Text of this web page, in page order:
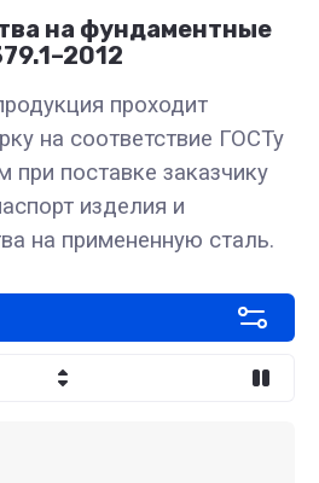
на фундаментные
проходит
на соответствие ГОСТу
при поставке заказчику
изделия и
на примененную сталь.